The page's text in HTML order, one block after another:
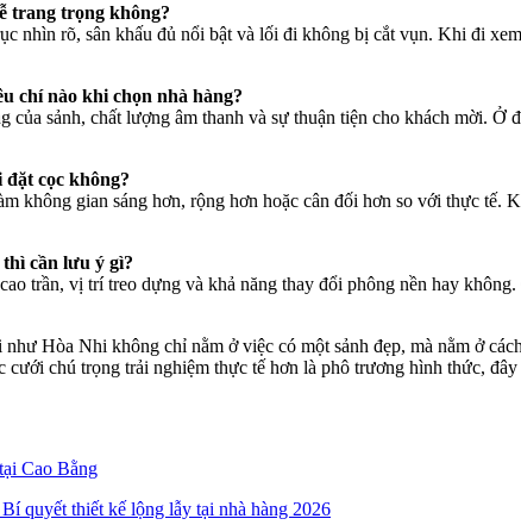
trang trọng không?
nhìn rõ, sân khấu đủ nổi bật và lối đi không bị cắt vụn. Khi đi
chí nào khi chọn nhà hàng?
của sảnh, chất lượng âm thanh và sự thuận tiện cho khách mời.
cọc không?
không gian sáng hơn, rộng hơn hoặc cân đối hơn so với thực
cần lưu ý gì?
trần, vị trí treo dựng và khả năng thay đổi phông nền hay
Hòa Nhi không chỉ nằm ở việc có một sảnh đẹp, mà nằm ở
chú trọng trải nghiệm thực tế hơn là phô trương hình thức,
Cao Bằng
quyết thiết kế lộng lẫy tại nhà hàng 2026